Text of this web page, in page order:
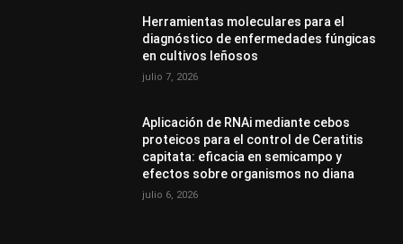
Herramientas moleculares para el
diagnóstico de enfermedades fúngicas
en cultivos leñosos
julio 7, 2026
Aplicación de RNAi mediante cebos
proteicos para el control de Ceratitis
capitata: eficacia en semicampo y
efectos sobre organismos no diana
julio 6, 2026